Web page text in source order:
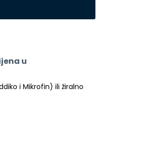
u
i Mikrofin) ili žiralno